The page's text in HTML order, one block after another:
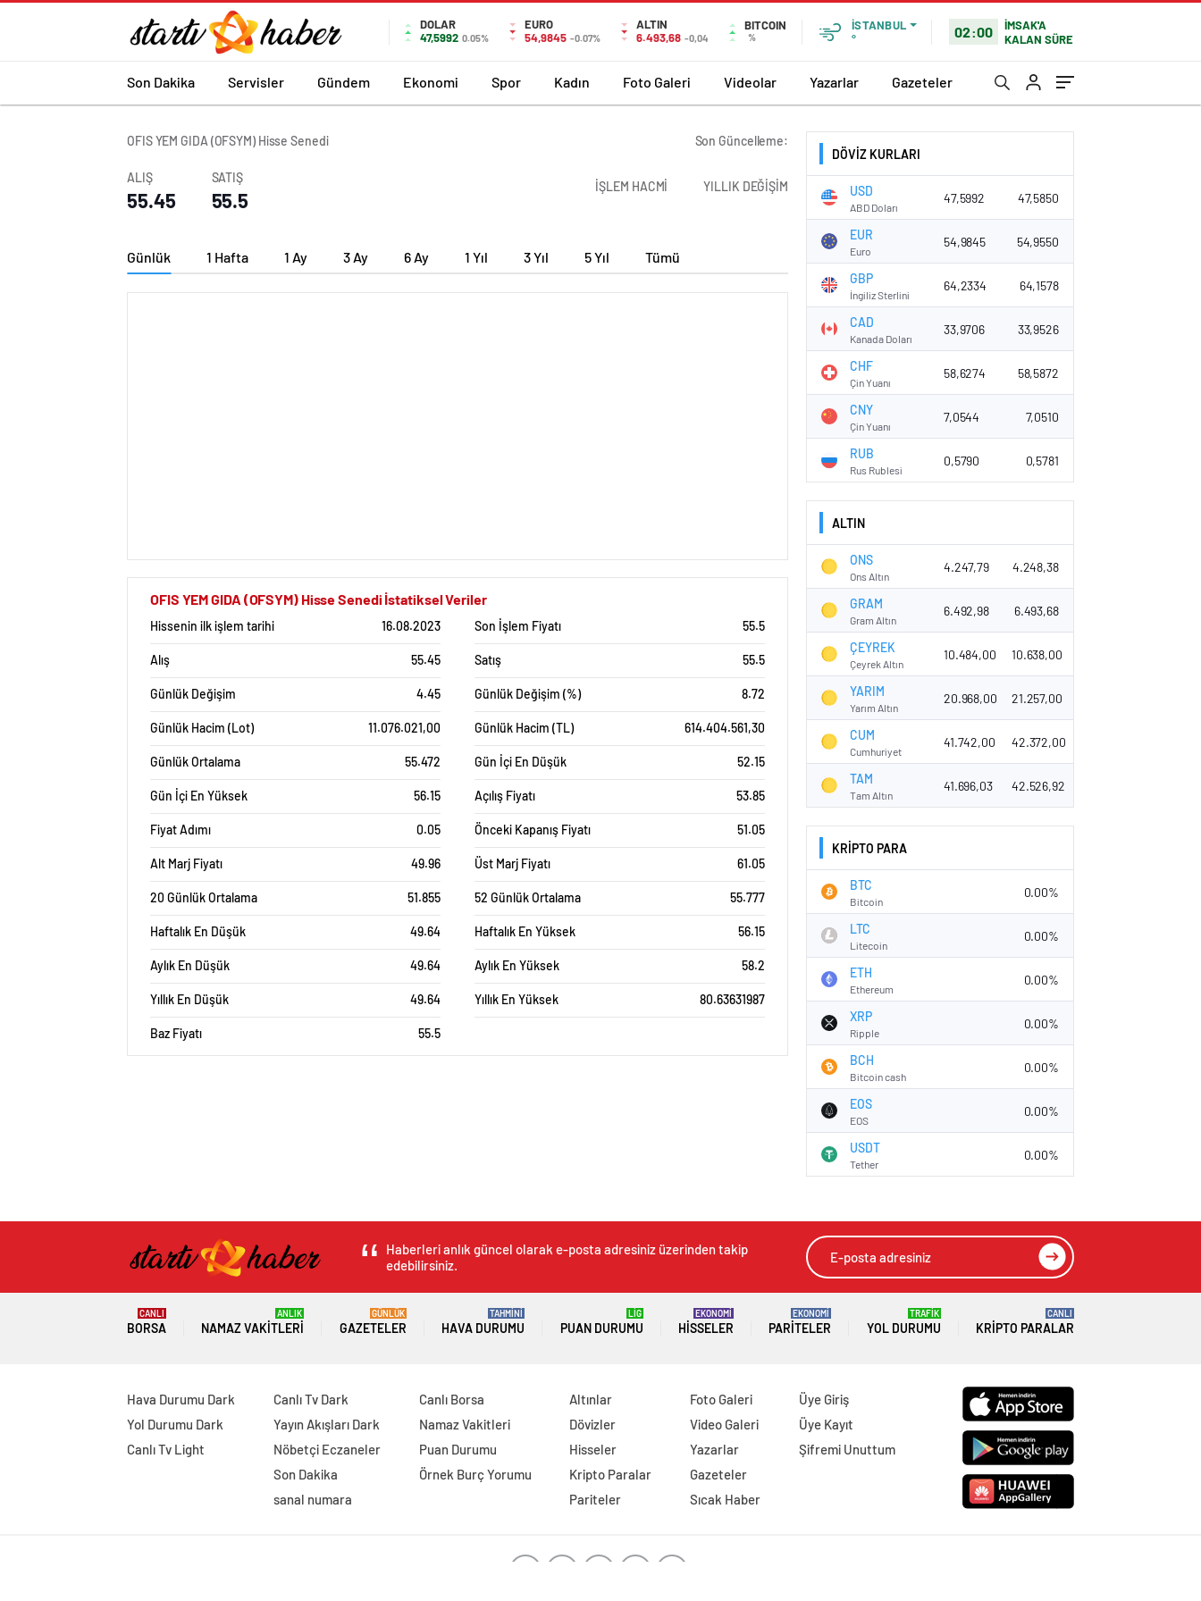
DOLAR
47,5992 0.05%
EURO
54,9845 -0.07%
ALTIN
6.493,68 -0,04
BITCOIN
%
İSTANBUL
°
02:00
İMSAK'A
KALAN SÜRE
Son Dakika Servisler Gündem Ekonomi Spor Kadın Foto Galeri Videolar Yazarlar Gazeteler
OFIS YEM GIDA (OFSYM) Hisse Senedi Son Güncelleme:
ALIŞ
55.45
SATIŞ
55.5
İŞLEM HACMİ YILLIK DEĞİŞİM
Günlük 1 Hafta 1 Ay 3 Ay 6 Ay 1 Yıl 3 Yıl 5 Yıl Tümü
OFIS YEM GIDA (OFSYM) Hisse Senedi İstatiksel Veriler
Hissenin ilk işlem tarihi 16.08.2023 Son İşlem Fiyatı 55.5
Alış 55.45 Satış 55.5
Günlük Değişim 4.45 Günlük Değişim (%) 8.72
Günlük Hacim (Lot) 11.076.021,00 Günlük Hacim (TL) 614.404.561,30
Günlük Ortalama 55.472 Gün İçi En Düşük 52.15
Gün İçi En Yüksek 56.15 Açılış Fiyatı 53.85
Fiyat Adımı 0.05 Önceki Kapanış Fiyatı 51.05
Alt Marj Fiyatı 49.96 Üst Marj Fiyatı 61.05
20 Günlük Ortalama 51.855 52 Günlük Ortalama 55.777
Haftalık En Düşük 49.64 Haftalık En Yüksek 56.15
Aylık En Düşük 49.64 Aylık En Yüksek 58.2
Yıllık En Düşük 49.64 Yıllık En Yüksek 80.63631987
Baz Fiyatı 55.5
DÖVİZ KURLARI
USD
ABD Doları
47,5992 47,5850
EUR
Euro
54,9845 54,9550
GBP
İngiliz Sterlini
64,2334 64,1578
CAD
Kanada Doları
33,9706 33,9526
CHF
Çin Yuanı
58,6274 58,5872
CNY
Çin Yuanı
7,0544 7,0510
RUB
Rus Rublesi
0,5790 0,5781
ALTIN
ONS
Ons Altın
4.247,79 4.248,38
GRAM
Gram Altın
6.492,98 6.493,68
ÇEYREK
Çeyrek Altın
10.484,00 10.638,00
YARIM
Yarım Altın
20.968,00 21.257,00
CUM
Cumhuriyet
41.742,00 42.372,00
TAM
Tam Altın
41.696,03 42.526,92
KRİPTO PARA
BTC
Bitcoin
0.00%
LTC
Litecoin
0.00%
ETH
Ethereum
0.00%
XRP
Ripple
0.00%
BCH
Bitcoin cash
0.00%
EOS
EOS
0.00%
USDT
Tether
0.00%
Haberleri anlık güncel olarak e-posta adresiniz üzerinden takip
edebilirsiniz.
BORSA
CANLI
NAMAZ VAKITLERI
ANLIK
GAZETELER
GÜNLÜK
HAVA DURUMU
TAHMİNİ
PUAN DURUMU
LİG
HISSELER
EKONOMİ
PARITELER
EKONOMİ
YOL DURUMU
TRAFİK
KRIPTO PARALAR
CANLI
Hava Durumu Dark
Yol Durumu Dark
Canlı Tv Light
Canlı Tv Dark
Yayın Akışları Dark
Nöbetçi Eczaneler
Son Dakika
sanal numara
Canlı Borsa
Namaz Vakitleri
Puan Durumu
Örnek Burç Yorumu
Altınlar
Dövizler
Hisseler
Kripto Paralar
Pariteler
Foto Galeri
Video Galeri
Yazarlar
Gazeteler
Sıcak Haber
Üye Giriş
Üye Kayıt
Şifremi Unuttum